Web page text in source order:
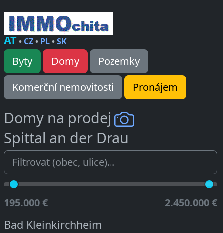
AT• CZ• PL•SK
Byty Domy
Pozemky
Komerční nemovitosti
Pronájem
Domy na prodej
Spittal an der Drau
195.000 € 2.450.000 €
Bad Kleinkirchheim